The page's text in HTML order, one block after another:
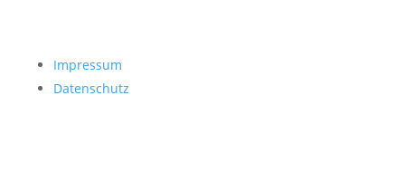
Impressum
Datenschutz